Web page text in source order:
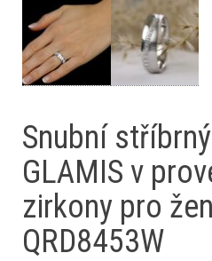
Snubní
GLAMIS v
zirkony pro
QRD8453W